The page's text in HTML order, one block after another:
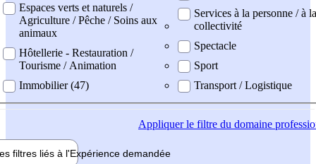
Espaces verts et naturels /
Agriculture / Pêche / Soins aux
animaux
Hôtellerie - Restauration /
Tourisme / Animation
Immobilier (47)
Services à la personne / à la
collectivité
Spectacle
Sport
Transport / Logistique
Appliquerle filtre du domaine
filtres liés à l'Expérience demandée